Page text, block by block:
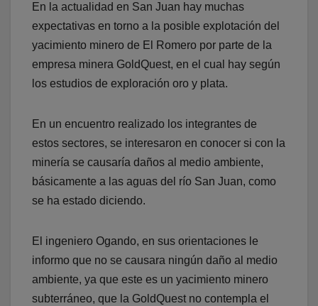
En la actualidad en San Juan hay muchas
expectativas en torno a la posible explotación del
yacimiento minero de El Romero por parte de la
empresa minera GoldQuest, en el cual hay según
los estudios de exploración oro y plata.
En un encuentro realizado los integrantes de
estos sectores, se interesaron en conocer si con la
minería se causaría daños al medio ambiente,
básicamente a las aguas del río San Juan, como
se ha estado diciendo.
El ingeniero Ogando, en sus orientaciones le
informo que no se causara ningún daño al medio
ambiente, ya que este es un yacimiento minero
subterráneo, que la GoldQuest no contempla el